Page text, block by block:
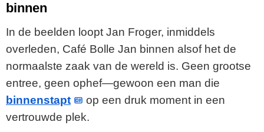
binnen
In de beelden loopt Jan Froger, inmiddels
overleden, Café Bolle Jan binnen alsof het de
normaalste zaak van de wereld is. Geen grootse
entree, geen ophef—gewoon een man die
binnenstapt
op een druk moment in een
vertrouwde plek.